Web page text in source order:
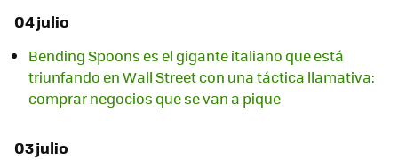
04 julio
Bending Spoons es el gigante italiano que está
triunfando en Wall Street con una táctica llamativa:
comprar negocios que se van a pique
03 julio